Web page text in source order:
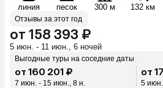
линия песок 300 м 132 км
Отзывы за этот год
от 158 393 ₽
5 июн. - 11 июн., 6 ночей
Выгодные туры на соседние даты
от 160 201 ₽
7 июн. - 15 июн., 8 н.
от
5